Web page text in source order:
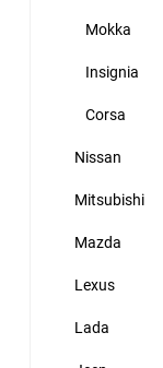
Mokka
Insignia
Corsa
Nissan
Mitsubishi
Mazda
Lexus
Lada